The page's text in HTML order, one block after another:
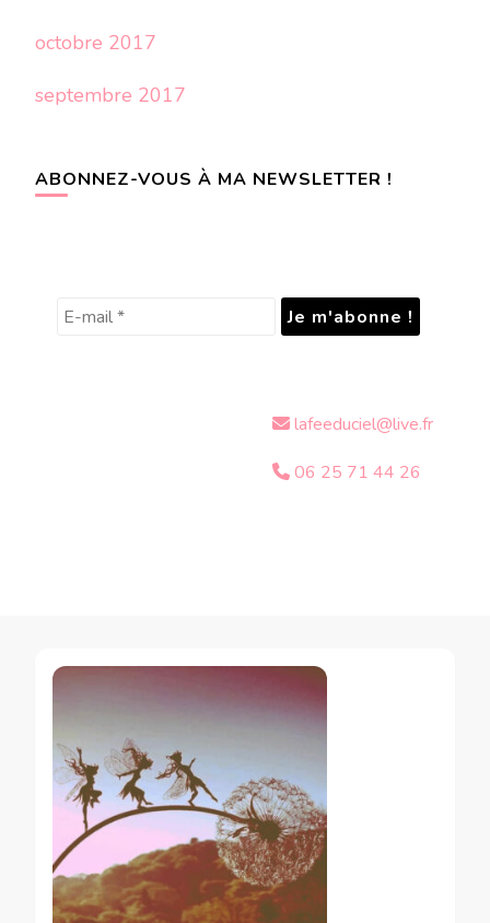
octobre 2017
septembre 2017
ABONNEZ-VOUS À MA NEWSLETTER !
lafeeduciel@live.fr
06 25 71 44 26